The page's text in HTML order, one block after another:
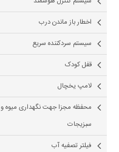
اخطار باز ماندن درب
سیستم سردکننده سریع
قفل کودک
لامپ یخچال
محفظه مجزا جهت نگهداری میوه و
سبزیجات
فیلتر تصفیه آب